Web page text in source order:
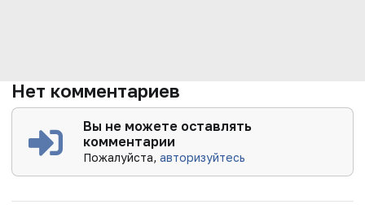
Нет комментариев
Вы не можете оставлять
комментарии
Пожалуйста,авторизуйтесь